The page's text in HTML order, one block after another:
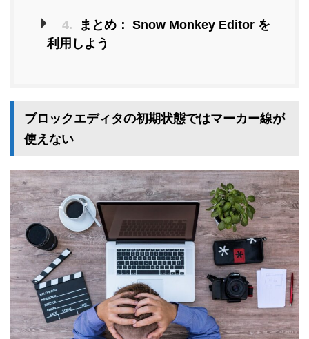
4.
まとめ： Snow Monkey Editor を
利用しよう
ブロックエディタの初期状態ではマーカー線が
使えない